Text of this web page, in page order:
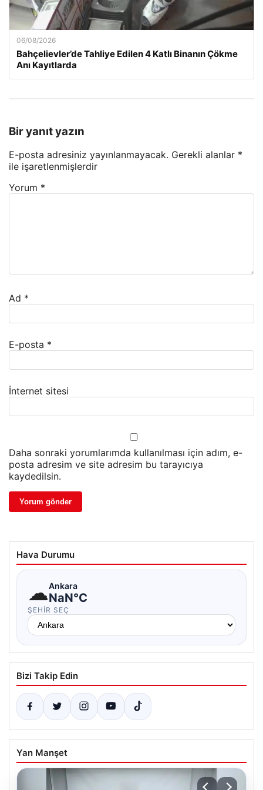
06/08/2026
Bahçelievler’de Tahliye Edilen 4 Katlı Binanın Çökme
Anı Kayıtlarda
Bir yanıt yazın
E-posta adresiniz yayınlanmayacak. Gerekli alanlar *
ile işaretlenmişlerdir
Yorum *
Ad *
E-posta *
İnternet sitesi
Daha sonraki yorumlarımda kullanılması için adım, e-
posta adresim ve site adresim bu tarayıcıya
kaydedilsin.
Hava Durumu
☁Ankara
NaN°C
ŞEHIR SEÇ
Bizi Takip Edin
Yan Manşet